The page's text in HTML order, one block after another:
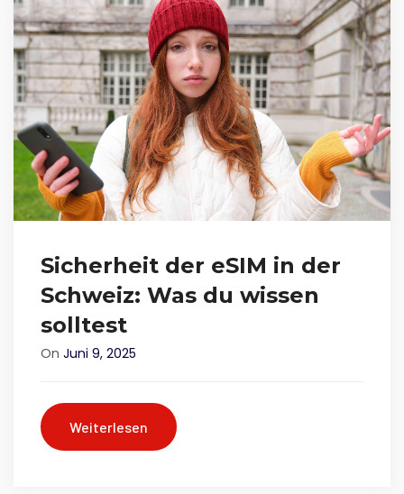
Sicherheit der eSIM in der
Schweiz: Was du wissen
solltest
On Juni 9, 2025
Weiterlesen